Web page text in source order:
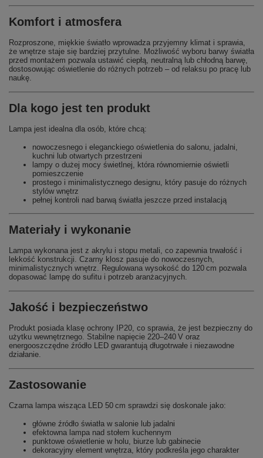
Komfort i atmosfera
Rozproszone, miękkie światło wprowadza przyjemny klimat i sprawia,
że wnętrze staje się bardziej przytulne. Możliwość wyboru barwy światła
przed montażem pozwala ustawić ciepłą, neutralną lub chłodną barwę,
dostosowując oświetlenie do różnych potrzeb – od relaksu po pracę lub
naukę.
Dla kogo jest ten produkt
Lampa jest idealna dla osób, które chcą:
nowoczesnego i eleganckiego oświetlenia do salonu, jadalni,
kuchni lub otwartych przestrzeni
lampy o dużej mocy świetlnej, która równomiernie oświetli
pomieszczenie
prostego i minimalistycznego designu, który pasuje do różnych
stylów wnętrz
pełnej kontroli nad barwą światła jeszcze przed instalacją
Materiały i wykonanie
Lampa wykonana jest z akrylu i stopu metali, co zapewnia trwałość i
lekkość konstrukcji. Czarny klosz pasuje do nowoczesnych,
minimalistycznych wnętrz. Regulowana wysokość do 120 cm pozwala
dopasować lampę do sufitu i potrzeb aranżacyjnych.
Jakość i bezpieczeństwo
Produkt posiada klasę ochrony IP20, co sprawia, że jest bezpieczny do
użytku wewnętrznego. Stabilne napięcie 220–240 V oraz
energooszczędne źródło LED gwarantują długotrwałe i niezawodne
działanie.
Zastosowanie
Czarna lampa wisząca LED 50 cm sprawdzi się doskonale jako:
główne źródło światła w salonie lub jadalni
efektowna lampa nad stołem kuchennym
punktowe oświetlenie w holu, biurze lub gabinecie
dekoracyjny element wnętrza, który podkreśla jego charakter